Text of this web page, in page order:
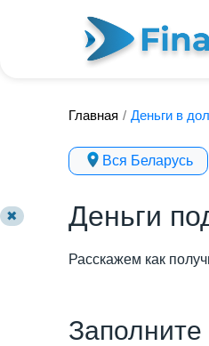
✖
Главная / Деньги в
Вся Беларусь
Деньги
Расскажем как